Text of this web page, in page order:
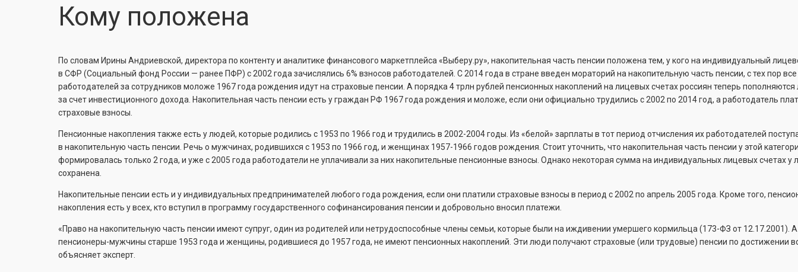
Кому положена
По словам Ирины Андриевской, директора по контенту и аналитике финансового маркетплейса «Выберу.ру», накопительная часть пенсии положена тем, у кого на индивидуальный
в СФР (Социальный фонд России — ранее ПФР) с 2002 года зачислялись 6% взносов работодателей. С 2014 года в стране введен мораторий на накопительную часть пенсии, с тех пор
работодателей за сотрудников моложе 1967 года рождения идут на страховые пенсии. А порядка 4 трлн рублей пенсионных накоплений на лицевых счетах россиян теперь
за счет инвестиционного дохода. Накопительная часть пенсии есть у граждан РФ 1967 года рождения и моложе, если они официально трудились с 2002 по 2014 год, а работодатель
страховые взносы.
Пенсионные накопления также есть у людей, которые родились с 1953 по 1966 год и трудились в 2002-2004 годы. Из «белой» зарплаты в тот период отчисления их работодателей
в накопительную часть пенсии. Речь о мужчинах, родившихся с 1953 по 1966 год, и женщинах 1957-1966 годов рождения. Стоит уточнить, что накопительная часть пенсии у этой
формировалась только 2 года, и уже с 2005 года работодатели не уплачивали за них накопительные пенсионные взносы. Однако некоторая сумма на индивидуальных лицевых счетах у
сохранена.
Накопительные пенсии есть и у индивидуальных предпринимателей любого года рождения, если они платили страховые взносы в период с 2002 по апрель 2005 года. Кроме того,
накопления есть у всех, кто вступил в программу государственного софинансирования пенсии и добровольно вносил платежи.
«Право на накопительную часть пенсии имеют супруг, один из родителей или нетрудоспособные члены семьи, которые были на иждивении умершего кормильца (173-ФЗ от 12.17.2001).
пенсионеры-мужчины старше 1953 года и женщины, родившиеся до 1957 года, не имеют пенсионных накоплений. Эти люди получают страховые (или трудовые) пенсии по достижении
объясняет эксперт.